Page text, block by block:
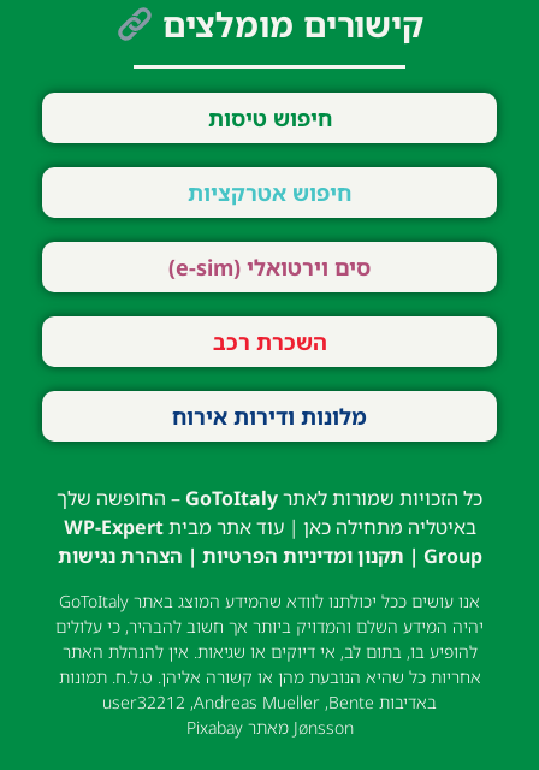
קישורים מומלצים
חיפוש טיסות
חיפוש אטרקציות
סים וירטואלי (e-sim)
השכרת רכב
מלונות ודירות אירוח
כל הזכויות שמורות לאתרGoToItaly– החופשה שלך
באיטליה מתחילה כאן | עוד אתר מביתWP-Expert
Group
| תקנון ומדיניות הפרטיות | הצהרת נגישות
אנו עושים ככל יכולתנו לוודא שהמידע המוצג באתר GoToItaly
יהיה המידע השלם והמדויק ביותר אך חשוב להבהיר, כי עלולים
להופיע בו, בתום לב, אי דיוקים או שגיאות. אין להנהלת האתר
אחריות כל שהיא הנובעת מהן או קשורה אליהן. ט.ל.ח. תמונות
באדיבות
user32212 ,Andreas Mueller ,Bente
Jønsson מאתרPixabay